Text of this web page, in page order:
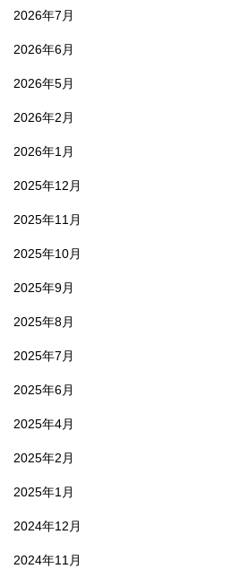
2026年7月
2026年6月
2026年5月
2026年2月
2026年1月
2025年12月
2025年11月
2025年10月
2025年9月
2025年8月
2025年7月
2025年6月
2025年4月
2025年2月
2025年1月
2024年12月
2024年11月